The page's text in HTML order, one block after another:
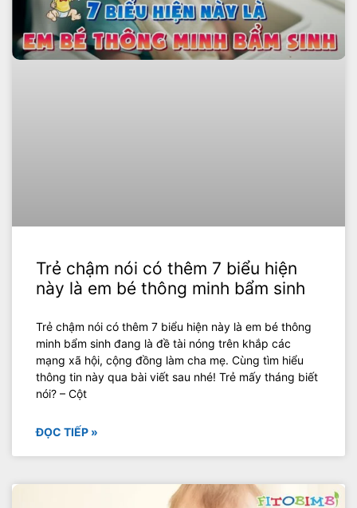
Trẻ chậm nói có thêm 7 biểu hiện
này là em bé thông minh bẩm sinh
Trẻ chậm nói có thêm 7 biểu hiện này là em bé thông
minh bẩm sinh đang là đề tài nóng trên khắp các
mạng xã hội, cộng đồng làm cha mẹ. Cùng tìm hiểu
thông tin này qua bài viết sau nhé! Trẻ mấy tháng biết
nói? – Cột
ĐỌC TIẾP »